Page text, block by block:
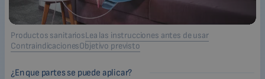
Productos sanitariosLea las instrucciones antes de usar
ContraindicacionesObjetivo previsto
¿En que partes se puede aplicar?